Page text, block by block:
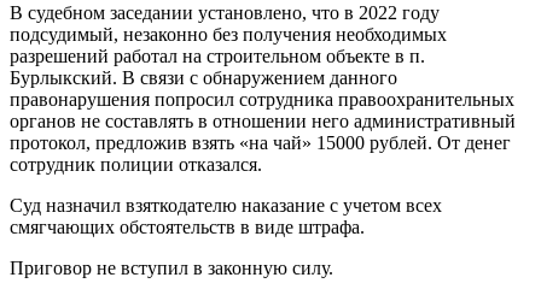
В судебном заседании установлено, что в 2022 году
подсудимый, незаконно без получения необходимых
разрешений работал на строительном объекте в п.
Бурлыкский. В связи с обнаружением данного
правонарушения попросил сотрудника правоохранительных
органов не составлять в отношении него административный
протокол, предложив взять «на чай» 15000 рублей. От денег
сотрудник полиции отказался.
Суд назначил взяткодателю наказание с учетом всех
смягчающих обстоятельств в виде штрафа.
Приговор не вступил в законную силу.